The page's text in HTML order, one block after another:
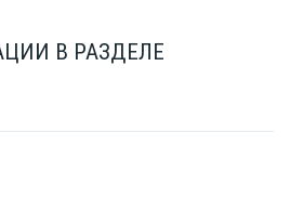
В РАЗДЕЛЕ